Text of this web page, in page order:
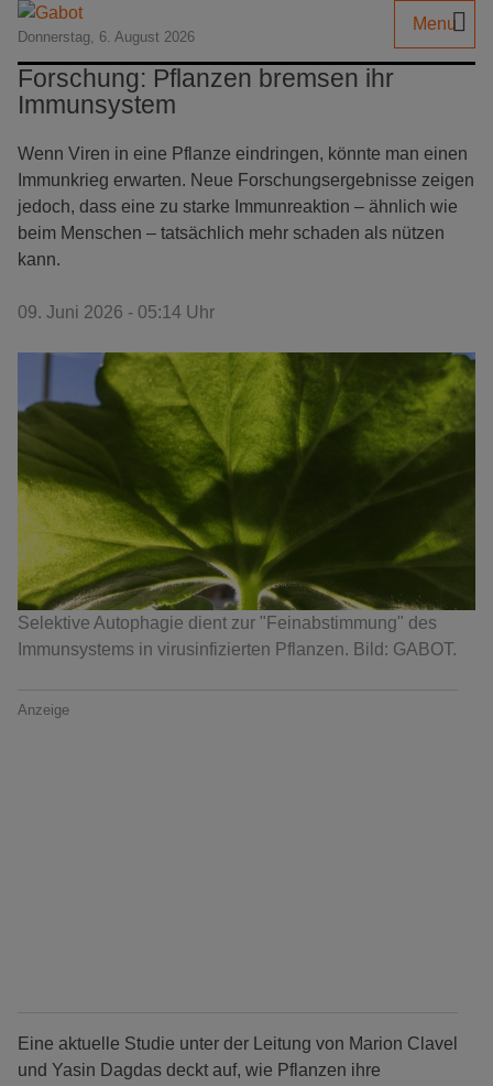
Donnerstag, 6. August 2026
Menu
Forschung: Pflanzen bremsen ihr
Immunsystem
Wenn Viren in eine Pflanze eindringen, könnte man einen
Immunkrieg erwarten. Neue Forschungsergebnisse zeigen
jedoch, dass eine zu starke Immunreaktion – ähnlich wie
beim Menschen – tatsächlich mehr schaden als nützen
kann.
09. Juni 2026 - 05:14 Uhr
Selektive Autophagie dient zur "Feinabstimmung" des
Immunsystems in virusinfizierten Pflanzen. Bild: GABOT.
Anzeige
Eine aktuelle Studie unter der Leitung von Marion Clavel
und Yasin Dagdas deckt auf, wie Pflanzen ihre